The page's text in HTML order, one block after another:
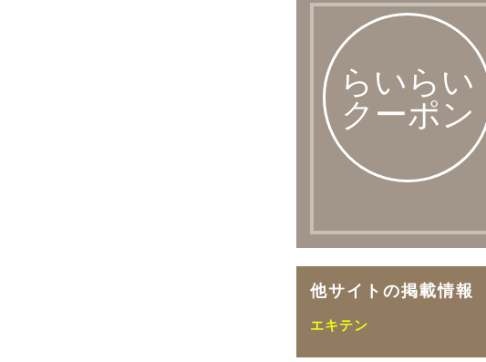
らいらい
クーポン
他サイトの掲載情報
エキテン